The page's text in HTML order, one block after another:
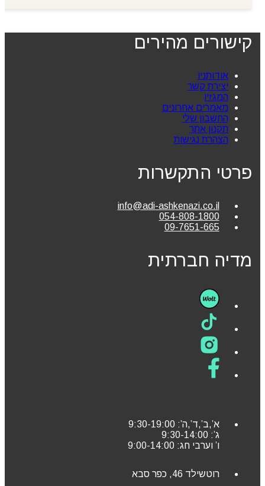
קישורים מהירים
אודותניו
יצירת קשר
המגזין
מאמרים אחרונים
החשבון שלי
תקנון אתר
הצהרת נגישות
פרטי התקשרות
info@adi-ashkenazi.co.il
054-808-1800
09-7651-665
מדיה חברתית
א’,ב’,ד’,ה’: 9:30-19:00
ג’: 9:30-14:00
ו’ וערבי חג: 9:00-14:00
רוטשילד 46, כפר סבא